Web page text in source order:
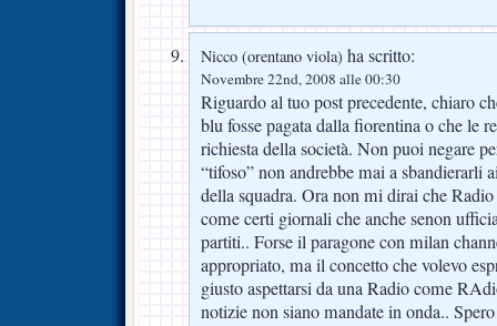
Nicco (orentano viola) ha scritto:
Novembre 22nd, 2008 alle 00:30
Riguardo al tuo post precedente, chiaro
blu fosse pagata dalla fiorentina o che le
richiesta della società. Non puoi negare
“tifoso” non andrebbe mai a sbandierarli
della squadra. Ora non mi dirai che
come certi giornali che anche senon
partiti.. Forse il paragone con milan
appropriato, ma il concetto che volevo
giusto aspettarsi da una Radio come
notizie non siano mandate in onda..